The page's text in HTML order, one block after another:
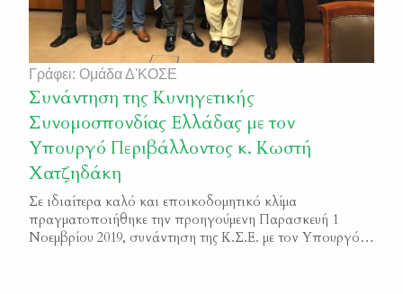
Γράφει: Ομάδα Δ'ΚΟΣΕ
Συνάντηση της Κυνηγετικής
Συνομοσπονδίας Ελλάδας με τον
Υπουργό Περιβάλλοντος κ. Κωστή
Χατζηδάκη
Σε ιδιαίτερα καλό και εποικοδομητικό κλίμα
πραγματοποιήθηκε την προηγούμενη Παρασκευή 1
Νοεμβρίου 2019, συνάντηση της Κ.Σ.Ε. με τον Υπουργό